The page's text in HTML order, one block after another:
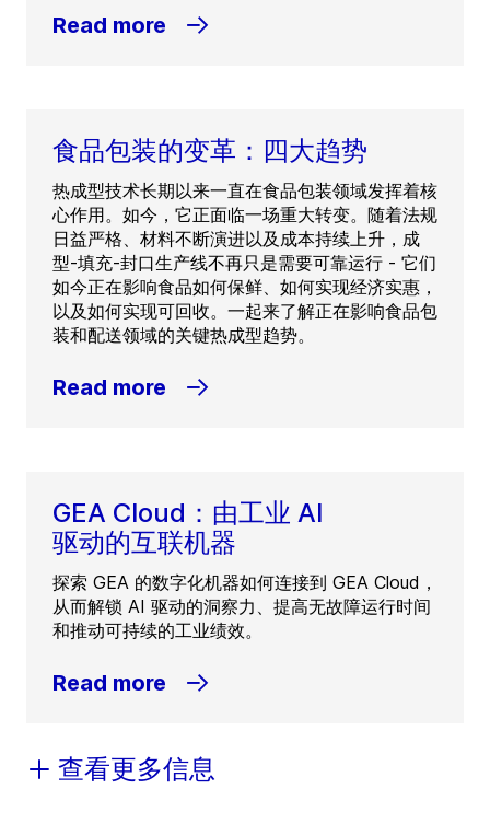
Read more
食品包装的变革：四大趋势
热成型技术长期以来一直在食品包装领域发挥着核
心作用。如今，它正面临一场重大转变。随着法规
日益严格、材料不断演进以及成本持续上升，成
型-填充-封口生产线不再只是需要可靠运行 - 它们
如今正在影响食品如何保鲜、如何实现经济实惠，
以及如何实现可回收。一起来了解正在影响食品包
装和配送领域的关键热成型趋势。
Read more
GEA Cloud：由工业 AI
驱动的互联机器
探索 GEA 的数字化机器如何连接到 GEA Cloud，
从而解锁 AI 驱动的洞察力、提高无故障运行时间
和推动可持续的工业绩效。
Read more
查看更多信息